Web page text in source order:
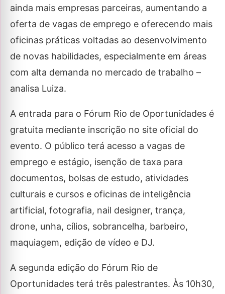
ainda mais empresas parceiras, aumentando a
oferta de vagas de emprego e oferecendo mais
oficinas práticas voltadas ao desenvolvimento
de novas habilidades, especialmente em áreas
com alta demanda no mercado de trabalho –
analisa Luiza.
A entrada para o Fórum Rio de Oportunidades é
gratuita mediante inscrição no site oficial do
evento. O público terá acesso a vagas de
emprego e estágio, isenção de taxa para
documentos, bolsas de estudo, atividades
culturais e cursos e oficinas de inteligência
artificial, fotografia, nail designer, trança,
drone, unha, cílios, sobrancelha, barbeiro,
maquiagem, edição de vídeo e DJ.
A segunda edição do Fórum Rio de
Oportunidades terá três palestrantes. Às 10h30,